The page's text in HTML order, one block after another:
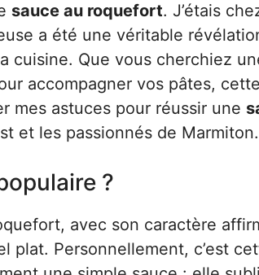
sauce au roquefort. J’étais
a été une véritable
cuisine. Que vous cherchiez
accompagner vos pâtes, cette
mes astuces pour réussir une
et les passionnés de Marmiton.
?
avec son caractère
plat. Personnellement, c’est